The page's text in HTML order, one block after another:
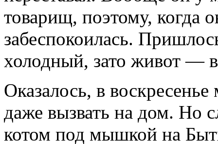
товарищ, поэтому, когда
забеспокоилась.
холодный, зато живот —
Оказалось, в
даже вызвать на дом. Но
котом под мышкой на